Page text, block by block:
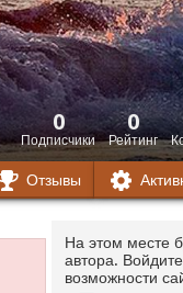
Подписчики
0
Рейтинг
0
Отзывы
На этом месте
автора.
возможности